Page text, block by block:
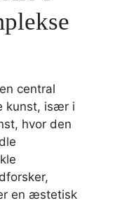
central
kunst, især i
hvor den
en æstetisk